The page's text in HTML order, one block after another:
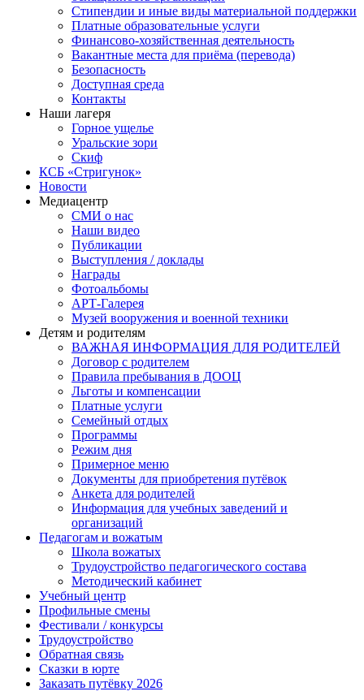
Стипендии и иные виды материальной поддержки
Платные образовательные услуги
Финансово-хозяйственная деятельность
Вакантные места для приёма (перевода)
Безопасность
Доступная среда
Контакты
Наши лагеря
Горное ущелье
Уральские зори
Скиф
КСБ «Стригунок»
Новости
Медиацентр
СМИ о нас
Наши видео
Публикации
Выступления / доклады
Награды
Фотоальбомы
АРТ-Галерея
Музей вооружения и военной техники
Детям и родителям
ВАЖНАЯ ИНФОРМАЦИЯ ДЛЯ РОДИТЕЛЕЙ
Договор с родителем
Правила пребывания в ДООЦ
Льготы и компенсации
Платные услуги
Семейный отдых
Программы
Режим дня
Примерное меню
Документы для приобретения путёвок
Анкета для родителей
Информация для учебных заведений и
организаций
Педагогам и вожатым
Школа вожатых
Трудоустройство педагогического состава
Методический кабинет
Учебный центр
Профильные смены
Фестивали / конкурсы
Трудоустройство
Обратная связь
Сказки в юрте
Заказать путёвку 2026